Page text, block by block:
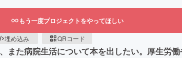
もう一度プロジェクトをやってほしい
埋め込み QRコード
た病院生活について本を出したい。厚生労